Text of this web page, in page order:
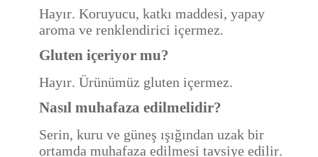
Hayır. Koruyucu, katkı maddesi, yapay
aroma ve renklendirici içermez.
Gluten içeriyor mu?
Hayır. Ürünümüz gluten içermez.
Nasıl muhafaza edilmelidir?
Serin, kuru ve güneş ışığından uzak bir
ortamda muhafaza edilmesi tavsiye edilir.